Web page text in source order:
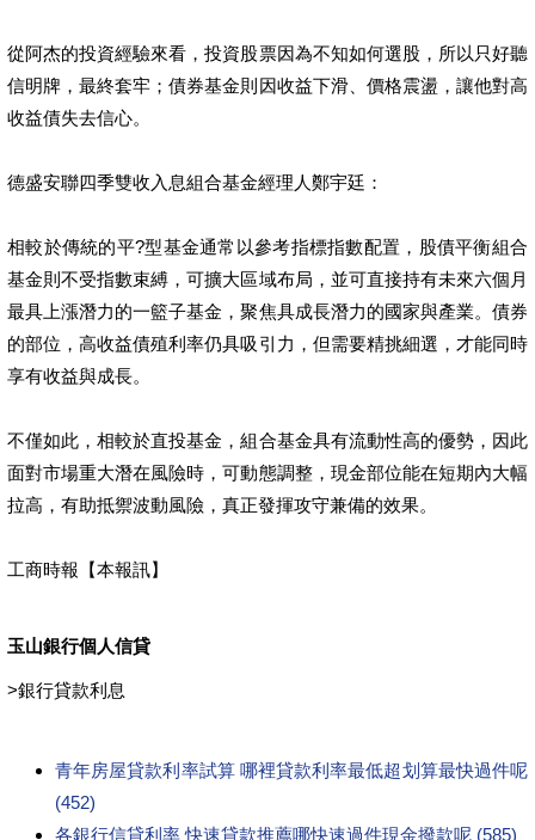
從阿杰的投資經驗來看，投資股票因為不知如何選股，所以只好聽
信明牌，最終套牢；債券基金則因收益下滑、價格震盪，讓他對高
收益債失去信心。
德盛安聯四季雙收入息組合基金經理人鄭宇廷：
相較於傳統的平?型基金通常以參考指標指數配置，股債平衡組合
基金則不受指數束縛，可擴大區域布局，並可直接持有未來六個月
最具上漲潛力的一籃子基金，聚焦具成長潛力的國家與產業。債券
的部位，高收益債殖利率仍具吸引力，但需要精挑細選，才能同時
享有收益與成長。
不僅如此，相較於直投基金，組合基金具有流動性高的優勢，因此
面對市場重大潛在風險時，可動態調整，現金部位能在短期內大幅
拉高，有助抵禦波動風險，真正發揮攻守兼備的效果。
工商時報【本報訊】
玉山銀行個人信貸
>銀行貸款利息
青年房屋貸款利率試算 哪裡貸款利率最低超划算最快過件呢
(452)
各銀行信貸利率 快速貸款推薦哪快速過件現金撥款呢 (585)